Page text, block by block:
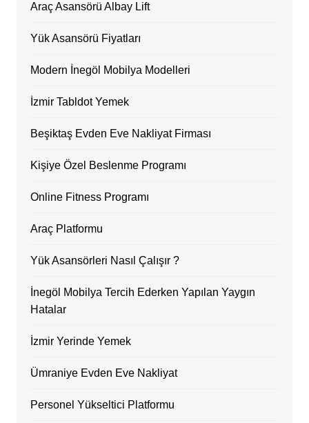
Araç Asansörü Albay Lift
Yük Asansörü Fiyatları
Modern İnegöl Mobilya Modelleri
İzmir Tabldot Yemek
Beşiktaş Evden Eve Nakliyat Firması
Kişiye Özel Beslenme Programı
Online Fitness Programı
Araç Platformu
Yük Asansörleri Nasıl Çalışır ?
İnegöl Mobilya Tercih Ederken Yapılan Yaygın
Hatalar
İzmir Yerinde Yemek
Ümraniye Evden Eve Nakliyat
Personel Yükseltici Platformu